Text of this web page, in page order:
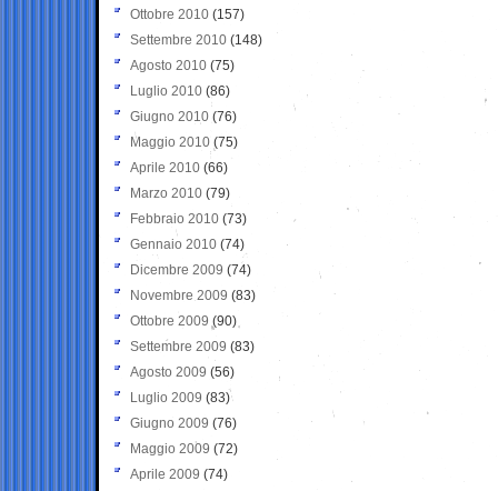
Ottobre 2010 (157)
Settembre 2010 (148)
Agosto 2010 (75)
Luglio 2010 (86)
Giugno 2010 (76)
Maggio 2010 (75)
Aprile 2010 (66)
Marzo 2010 (79)
Febbraio 2010 (73)
Gennaio 2010 (74)
Dicembre 2009 (74)
Novembre 2009 (83)
Ottobre 2009 (90)
Settembre 2009 (83)
Agosto 2009 (56)
Luglio 2009 (83)
Giugno 2009 (76)
Maggio 2009 (72)
Aprile 2009 (74)